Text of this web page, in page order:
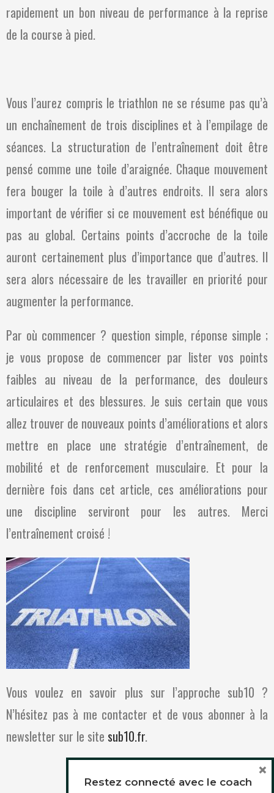
rapidement un bon niveau de performance à la reprise
de la course à pied.
Vous l’aurez compris le triathlon ne se résume pas qu’à
un enchaînement de trois disciplines et à l’empilage de
séances. La structuration de l’entraînement doit être
pensé comme une toile d’araignée. Chaque mouvement
fera bouger la toile à d’autres endroits. Il sera alors
important de vérifier si ce mouvement est bénéfique ou
pas au global. Certains points d’accroche de la toile
auront certainement plus d’importance que d’autres. Il
sera alors nécessaire de les travailler en priorité pour
augmenter la performance.
Par où commencer ? question simple, réponse simple ;
je vous propose de commencer par lister vos points
faibles au niveau de la performance, des douleurs
articulaires et des blessures. Je suis certain que vous
allez trouver de nouveaux points d’améliorations et alors
mettre en place une stratégie d’entraînement, de
mobilité et de renforcement musculaire. Et pour la
dernière fois dans cet article, ces améliorations pour
une discipline serviront pour les autres. Merci
l’entraînement croisé !
Vous voulez en savoir plus sur l’approche sub10 ?
N’hésitez pas à me contacter et de vous abonner à la
newsletter sur le site sub10.fr.
Restez connecté avec le coach
×